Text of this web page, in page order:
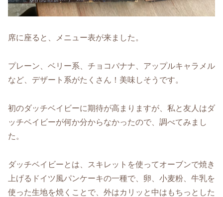
席に座ると、メニュー表が来ました。
プレーン、ベリー系、チョコバナナ、アップルキャラメル
など、デザート系がたくさん！美味しそうです。
初のダッチベイビーに期待が高まりますが、私と友人はダ
ッチベイビーが何か分からなかったので、調べてみまし
た。
ダッチベイビーとは、スキレットを使ってオーブンで焼き
上げるドイツ風パンケーキの一種で、卵、小麦粉、牛乳を
使った生地を焼くことで、外はカリッと中はもちっとした